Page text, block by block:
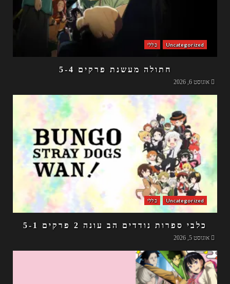
Uncategorized כללי
חתולה מעשנת פרקים 5-4
אוגוסט 6, 2026
Uncategorized כללי
כלבי ספרות נודדים הב עונה 2 פרקים 5-1
אוגוסט 5, 2026